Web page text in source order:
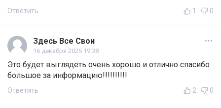
Ответить 1 0
Здесь Все Свои
16 декабря 2025 19:38
Это будет выглядеть очень хорошо и отлично спасибо
большое за информацию!!!!!!!!!!
Ответить 2 0